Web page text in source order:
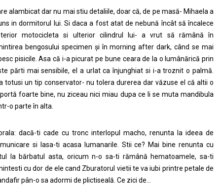
alambicat dar nu mai stiu detaliile, doar că, de pe masă- Mihaela a
in dormitorul lui. Si daca a fost atat de nebună încât să încalece
motocicleta si ulterior cilindrul lui- a vrut să rămână în
bengosului specimen și în morning after dark, când se mai
pisicile. Asa că i-a picurat pe bune ceara de la o lumânărică prin
părti mai sensibile, el a urlat ca înjunghiat si i-a troznit o palmă.
totusi un tip conservator- nu tolera durerea dar văzuse el că altii o
foarte bine, nu ziceau nici miau dupa ce li se muta mandibula
o parte în alta.
dacă-ti cade cu tronc interlopul macho, renunta la ideea de
si lasa-ti acasa lumanarile. Stii ce? Mai bine renunta cu
la bărbatul asta, oricum n-o sa-ti rămână hematoamele, sa-ti
cu dor de ele cand Zburatorul vietii te va iubi printre petale de
pân-o sa adormi de plictiseală. Ce zici de…